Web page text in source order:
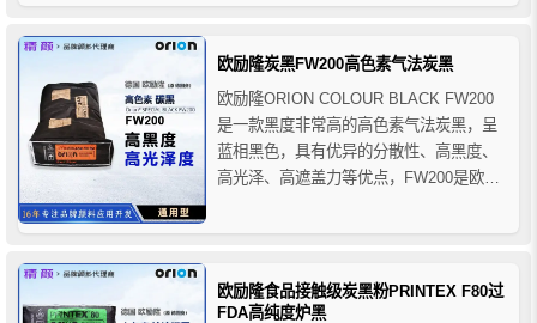
它是汽车漆领域的标杆碳黑颜料，主要应
用于汽车原厂漆/修补漆和工业漆(例如轮毂
涂料) 以及...
欧励隆炭黑FW200高色素气法炭黑
欧励隆ORION COLOUR BLACK FW200
是一款黑度非常高的高色素气法炭黑，呈
蓝相黑色，具有优异的分散性、高黑度、
高光泽、高遮盖力等优点，FW200是欧励
度面漆，如汽车原厂漆、修补漆、金属
适用于任何需要非常高黑度的塑料、橡
胶、涂料、油墨...
欧励隆食品接触级炭黑粉PRINTEX F80过
FDA高纯度炉黑